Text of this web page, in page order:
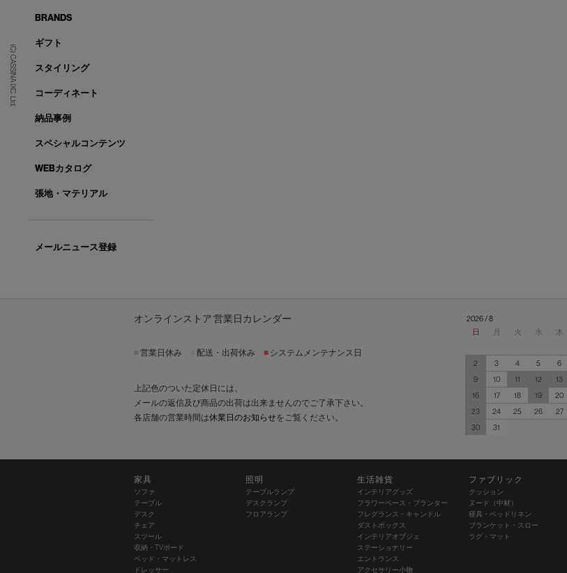
(C) CASSINA IXC. Ltd.
BRANDS
ギフト
スタイリング
コーディネート
納品事例
スペシャルコンテンツ
WEBカタログ
張地・マテリアル
メールニュース登録
オンラインストア 営業日カレンダー
営業日休み 配送・出荷休み ■ システムメンテナンス日
上記色のついた定休日には、
メールの返信及び商品の出荷は出来ませんのでご了承下さい。
各店舗の営業時間は休業日のお知らせをご覧ください。
2026 / 8
日
月 火 水 木
2
3 4 5 6
9
10 11 12 13
16
17 18 19 20
23
24 25 26 27
30
31
家具
ソファ
テーブル
デスク
チェア
スツール
収納・TVボード
ベッド・マットレス
ドレッサー
照明
テーブルランプ
デスクランプ
フロアランプ
生活雑貨
インテリアグッズ
フラワーベース・プランター
フレグランス・キャンドル
ダストボックス
インテリアオブジェ
ステーショナリー
エントランス
アクセサリー小物
ファブリック
クッション
ヌード（中材）
寝具・ベッドリネン
ブランケット・スロー
ラグ・マット